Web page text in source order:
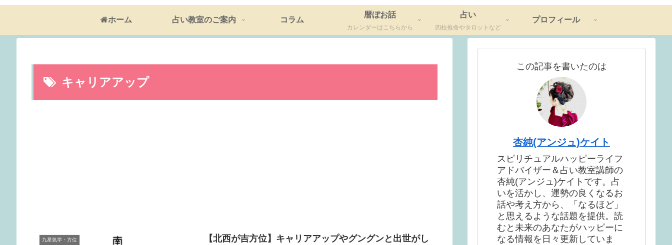
ホーム 占い教室のご案内 コラム
暦ぼお話
カレンダーはこちらから
占い
四柱推命やタロットなど
プロフィール
キャリアアップ
九星気学・方位
【北西が吉方位】キャリアアップやグングンと出世がし
この記事を書いたのは
杏純(アンジュ)ケイト
スピリチュアルハッピーライフ
アドバイザー＆占い教室講師の
杏純(アンジュ)ケイトです。占
いを活かし、運勢の良くなるお
話や考え方から、「なるほど」
と思えるような話題を提供。読
むと未来のあなたがハッピーに
なる情報を日々更新していま